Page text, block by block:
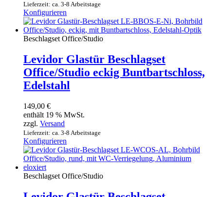
Lieferzeit: ca. 3-8 Arbeitstage
Konfigurieren
Beschlagset Office/Studio
Levidor Glastür Beschlagset
Office/Studio eckig Buntbartschloss,
Edelstahl
149,00 €
enthält 19 % MwSt.
zzgl. Versand
Lieferzeit: ca. 3-8 Arbeitstage
Konfigurieren
Beschlagset Office/Studio